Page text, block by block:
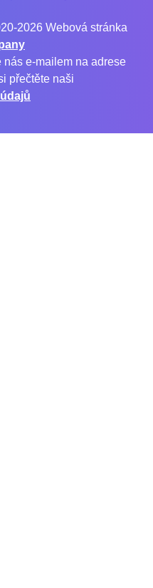
2026 Webová stránka
nás e-mailem na adrese
přečtěte naši